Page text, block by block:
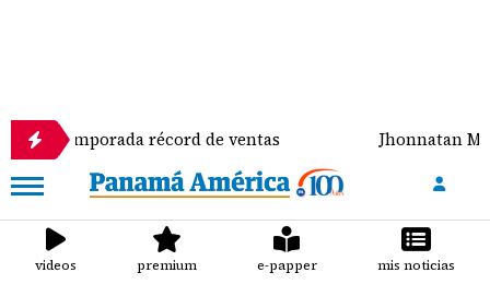
récord de ventas Jhonnatan Mora se
videos premium e-papper mis noticias